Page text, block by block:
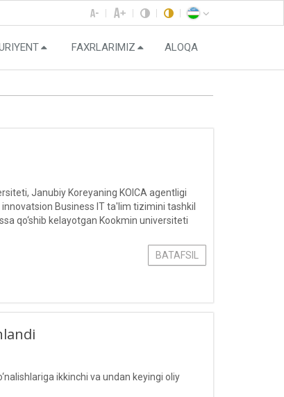
FAXRLARIMIZ ALOQA
Janubiy Koreyaning KOICA agentligi
Business IT ta'lim tizimini tashkil
qo‘shib kelayotgan Kookmin universiteti
BATAFSIL
ikkinchi va undan keyingi oliy